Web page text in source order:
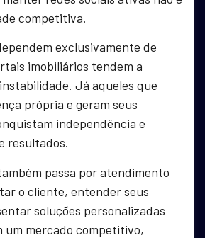
competitiva.
exclusivamente de
imobiliários tendem a
Já aqueles que
própria e geram seus
independência e
resultados.
passa por atendimento
o cliente, entender seus
soluções personalizadas
um mercado competitivo,